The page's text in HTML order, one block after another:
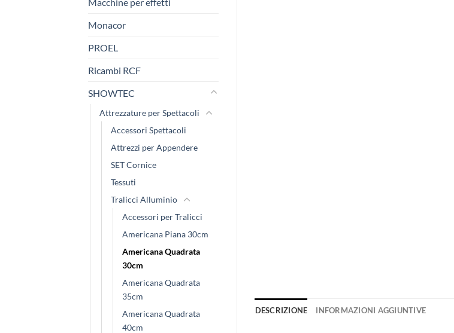
Monacor
PROEL
Ricambi RCF
SHOWTEC
Attrezzature per Spettacoli
Accessori Spettacoli
Attrezzi per Appendere
SET Cornice
Tessuti
Tralicci Alluminio
Accessori per Tralicci
Americana Piana 30cm
Americana Quadrata
30cm
Americana Quadrata
35cm
Americana Quadrata
40cm
DESCRIZIONE INFORMAZIONI AGGIUNTIVE